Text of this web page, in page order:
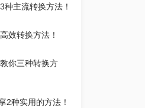
主流转换方法！
效转换方法！
你三种转换方
2种实用的方法！